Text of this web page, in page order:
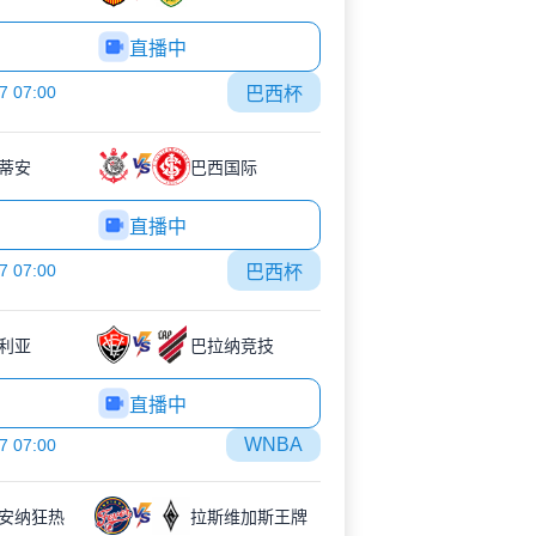
直播中
07:00 巴西杯
安 巴西国际
直播中
07:00 巴西杯
亚 巴拉纳竞技
直播中
07:00 WNBA
纳狂热 拉斯维加斯王牌